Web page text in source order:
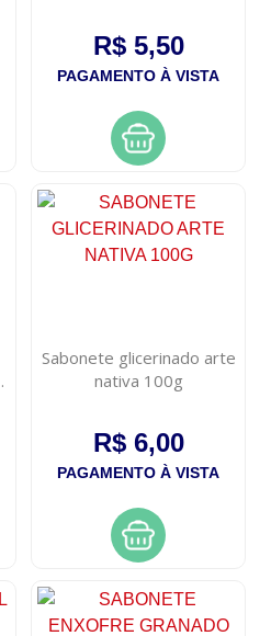
R$ 5,50
PAGAMENTO À VISTA
Sabonete glicerinado arte
nativa 100g
R$ 6,00
PAGAMENTO À VISTA